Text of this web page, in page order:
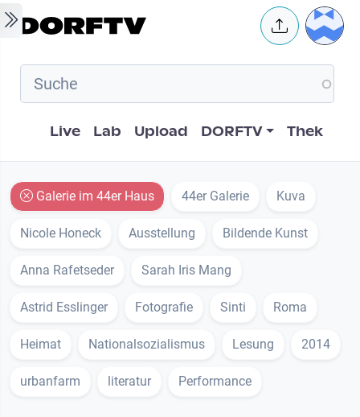
Skip to main content User
Hauptnavigation
Live Lab Upload DORFTV Thek
Galerie im 44er Haus 44er Galerie Kuva
Nicole Honeck Ausstellung Bildende Kunst
Anna Rafetseder Sarah Iris Mang
Astrid Esslinger Fotografie Sinti Roma
Heimat Nationalsozialismus Lesung 2014
urbanfarm literatur Performance